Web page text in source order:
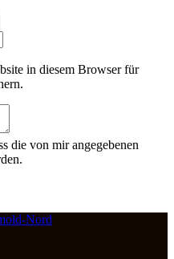
in diesem Browser für
die von mir angegebenen